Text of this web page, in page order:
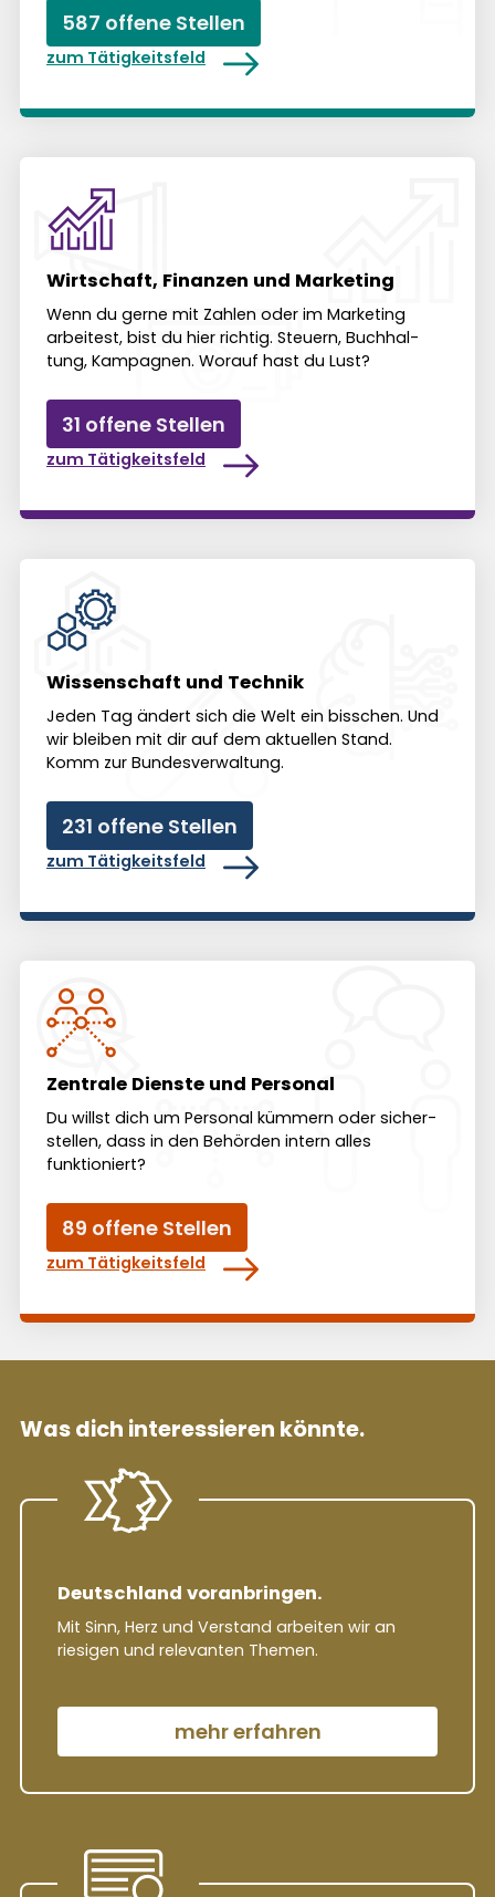
587 offene Stellen
zum Tätigkeitsfeld
Wirtschaft, Finanzen und Marketing
Wenn du gerne mit Zahlen oder im Marketing
arbeitest, bist du hier richtig. Steuern, Buch­hal­
tung, Kampagnen. Worauf hast du Lust?
31 offene Stellen
zum Tätigkeitsfeld
Wissenschaft und Technik
Jeden Tag ändert sich die Welt ein bisschen. Und
wir bleiben mit dir auf dem aktuellen Stand.
Komm zur Bundes­ver­waltung.
231 offene Stellen
zum Tätigkeitsfeld
Zentrale Dienste und Personal
Du willst dich um Personal kümmern oder sicher­
stellen, dass in den Behörden intern alles
funktioniert?
89 offene Stellen
zum Tätigkeitsfeld
Was dich interessieren könnte.
Deutsch­land vor­an­bringen.
Mit Sinn, Herz und Ver­stand arbeiten wir an
riesigen und rele­vanten Themen.
mehr erfahren